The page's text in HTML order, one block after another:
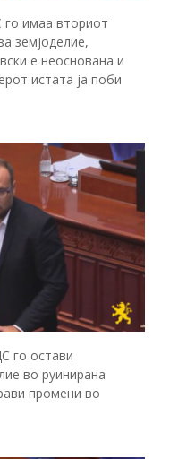
го имаа вториот
земјоделие,
е неоснована и
истата ја поби
го остави
во руинирана
промени во